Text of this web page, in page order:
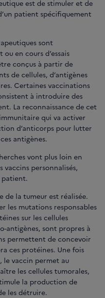
est de stimuler et de
patient spécifiquement
sont
en cours d’essais
conçus à partir de
de cellules, d’antigènes
Certaines vaccinations
à introduire des
La reconnaissance de cet
qui va activer
d’anticorps pour lutter
antigènes.
vont plus loin en
personnalisés,
patient.
de la tumeur est réalisée.
les mutations responsables
sur les cellules
antigènes, sont propres à
permettent de concevoir
ces protéines. Une fois
le vaccin permet au
les cellules tumorales,
la production de
les détruire.